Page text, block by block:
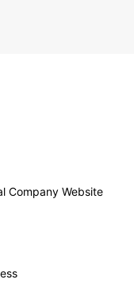
Company Website